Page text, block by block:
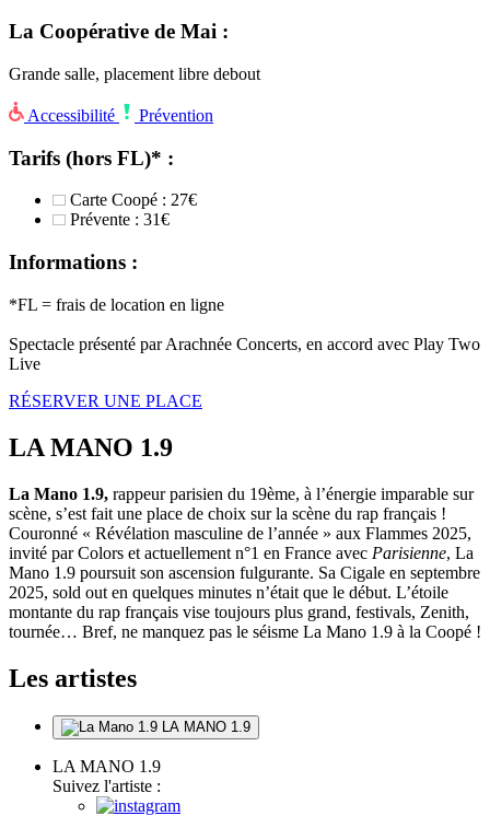
La Coopérative de Mai :
Grande salle, placement libre debout
Accessibilité Prévention
Tarifs (hors FL)* :
Carte Coopé : 27€
Prévente : 31€
Informations :
*FL = frais de location en ligne
Spectacle présenté par Arachnée Concerts, en accord avec Play Two
Live
RÉSERVER UNE PLACE
LA MANO 1.9
La Mano 1.9, rappeur parisien du 19ème, à l’énergie imparable sur
scène, s’est fait une place de choix sur la scène du rap français !
Couronné « Révélation masculine de l’année » aux Flammes 2025,
invité par Colors et actuellement n°1 en France avec Parisienne, La
Mano 1.9 poursuit son ascension fulgurante. Sa Cigale en septembre
2025, sold out en quelques minutes n’était que le début. L’étoile
montante du rap français vise toujours plus grand, festivals, Zenith,
tournée… Bref, ne manquez pas le séisme La Mano 1.9 à la Coopé !
Les artistes
LA MANO 1.9
LA MANO 1.9
Suivez l'artiste :